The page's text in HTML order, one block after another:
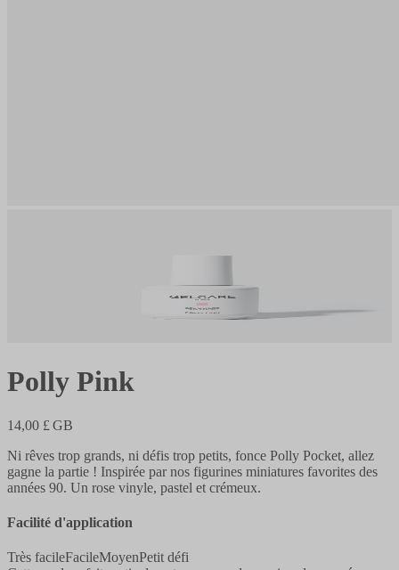
Polly Pink
14,00 £ GB
Ni rêves trop grands, ni défis trop petits, fonce Polly Pocket, allez
gagne la partie ! Inspirée par nos figurines miniatures favorites des
années 90. Un rose vinyle, pastel et crémeux.
Facilité d'application
Très facileFacileMoyenPetit défi